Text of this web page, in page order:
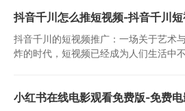
抖音千川怎么推短视频-抖音千川
抖音千川的短视频推广：一场关于艺术
炸的时代，短视频已经成为人们生活中
小红书在线电影观看免费版-免费电